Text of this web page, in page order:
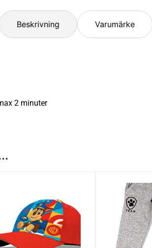
Beskrivning Varumärke
2 minuter